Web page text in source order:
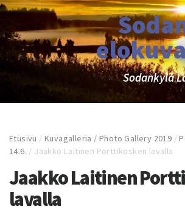
Sodankylä
Etusivu /Kuvagalleria / Photo Gallery 2019 /
14.6. / Jaakko Laitinen Porttikosken lavalla
Jaakko Laitinen
lavalla